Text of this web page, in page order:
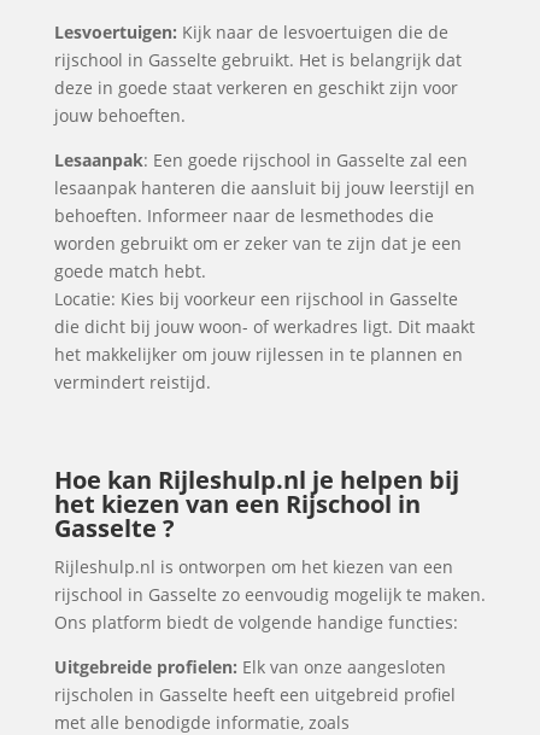
Lesvoertuigen: Kijk naar de lesvoertuigen die de
rijschool in Gasselte gebruikt. Het is belangrijk dat
deze in goede staat verkeren en geschikt zijn voor
jouw behoeften.
Lesaanpak: Een goede rijschool in Gasselte zal een
lesaanpak hanteren die aansluit bij jouw leerstijl en
behoeften. Informeer naar de lesmethodes die
worden gebruikt om er zeker van te zijn dat je een
goede match hebt.
Locatie: Kies bij voorkeur een rijschool in Gasselte
die dicht bij jouw woon- of werkadres ligt. Dit maakt
het makkelijker om jouw rijlessen in te plannen en
vermindert reistijd.
Hoe kan Rijleshulp.nl je helpen bij
het kiezen van een Rijschool in
Gasselte ?
Rijleshulp.nl is ontworpen om het kiezen van een
rijschool in Gasselte zo eenvoudig mogelijk te maken.
Ons platform biedt de volgende handige functies:
Uitgebreide profielen: Elk van onze aangesloten
rijscholen in Gasselte heeft een uitgebreid profiel
met alle benodigde informatie, zoals